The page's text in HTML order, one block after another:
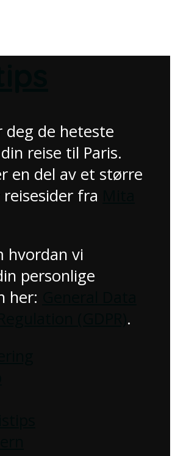
deg de heteste
reise til Paris.
en del av et større
fra
hvordan vi
personlige
her:
.